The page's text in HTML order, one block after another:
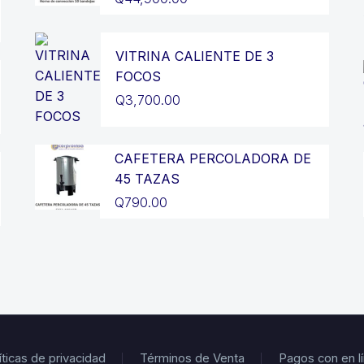
VITRINA CALIENTE DE 3
FOCOS
Q3,700.00
CAFETERA PERCOLADORA DE
45 TAZAS
Q790.00
de privacidad Términos de Venta Pagos con en